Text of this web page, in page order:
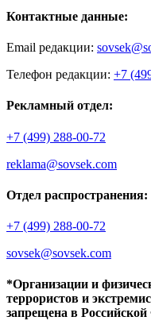
Контактные данные:
Email редакции:
Телефон редакции: +7
Рекламный отдел:
+7 (499) 288-00-72
reklama@sovsek.com
Отдел распространения:
+7 (499) 288-00-72
sovsek@sovsek.com
*Организации и
террористов и
запрещена в